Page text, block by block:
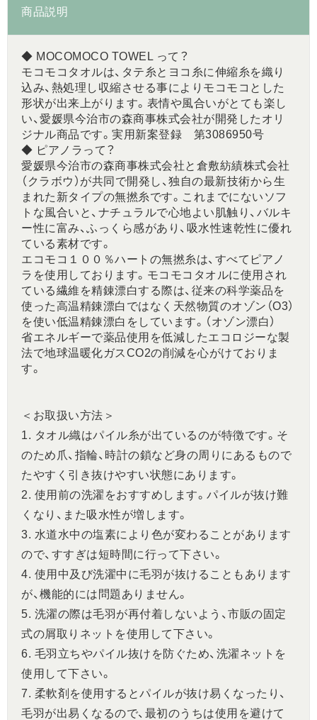
商品説明
◆ MOCOMOCO TOWEL って？
モコモコタオルは、タテ糸とヨコ糸に伸縮糸を織り
込み、熱処理し収縮させる事によりモコモコとした
形状が出来上がります。表情や風合いがとても楽し
い、愛媛県今治市の森商事株式会社が開発したオリ
ジナル商品です。実用新案登録 第3086950号
◆ ピアノラって？
愛媛県今治市の森商事株式会社と倉敷紡績株式会社
（クラボウ）が共同で開発し、独自の最新技術から生
まれた新タイプの無撚糸です。これまでにないソフ
トな風合いと、ナチュラルで心地よい肌触り、バルキ
ー性に富み、ふっくら感があり、吸水性速乾性に優れ
ている素材です。
エコモコ１００％ハートの無撚糸は、すべてピアノ
ラを使用しております。モコモコタオルに使用され
ている繊維を精錬漂白する際は、従来の科学薬品を
使った高温精錬漂白ではなく天然物質のオゾン（O3）
を使い低温精錬漂白をしています。（オゾン漂白）
省エネルギーで薬品使用を低減したエコロジーな製
法で地球温暖化ガスCO2の削減を心がけておりま
す。
＜お取扱い方法＞
1. タオル織はパイル糸が出ているのが特徴です。そ
のため爪、指輪、時計の鎖など身の周りにあるもので
たやすく引き抜けやすい状態にあります。
2. 使用前の洗濯をおすすめします。パイルが抜け難
くなり、また吸水性が増します。
3. 水道水中の塩素により色が変わることがあります
ので、すすぎは短時間に行って下さい。
4. 使用中及び洗濯中に毛羽が抜けることもあります
が、機能的には問題ありません。
5. 洗濯の際は毛羽が再付着しないよう、市販の固定
式の屑取りネットを使用して下さい。
6. 毛羽立ちやパイル抜けを防ぐため、洗濯ネットを
使用して下さい。
7. 柔軟剤を使用するとパイルが抜け易くなったり、
毛羽が出易くなるので、最初のうちは使用を避けて